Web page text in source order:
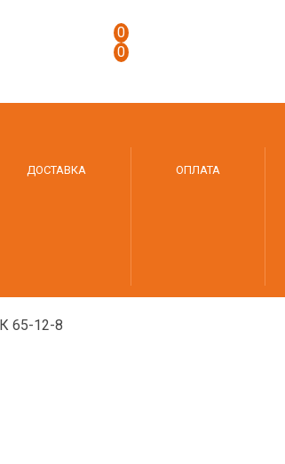
0
0
ДОСТАВКА ОПЛАТА
65-12-8